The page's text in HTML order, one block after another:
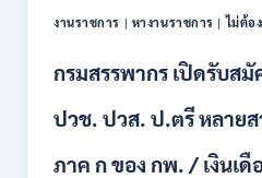
/
และ
/
ต้อง
งานราชการ | หางานราชการ |ไม่ต้อ
กรมสรรพากร เปิดรับส
ปวช. ปวส. ป.ตรี หลาย
ภาค ก ของ กพ. / เงินเ